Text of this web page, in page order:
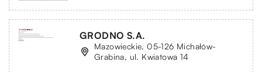
GRODNO S.A.
Mazowieckie, 05-126 Michałów-
Grabina, ul. Kwiatowa 14